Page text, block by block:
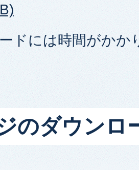
ドには時間がかか
のダウンロ